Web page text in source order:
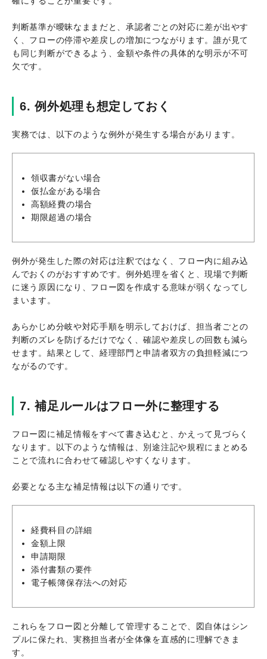
判断基準が曖昧なままだと、承認者ごとの対応に差が出やす
く、フローの停滞や差戻しの増加につながります。誰が見て
も同じ判断ができるよう、金額や条件の具体的な明示が不可
欠です。
6. 例外処理も想定しておく
実務では、以下のような例外が発生する場合があります。
領収書がない場合
仮払金がある場合
高額経費の場合
期限超過の場合
例外が発生した際の対応は注釈ではなく、フロー内に組み込
んでおくのがおすすめです。例外処理を省くと、現場で判断
に迷う原因になり、フロー図を作成する意味が弱くなってし
まいます。
あらかじめ分岐や対応手順を明示しておけば、担当者ごとの
判断のズレを防げるだけでなく、確認や差戻しの回数も減ら
せます。結果として、経理部門と申請者双方の負担軽減につ
ながるのです。
7. 補足ルールはフロー外に整理する
フロー図に補足情報をすべて書き込むと、かえって見づらく
なります。以下のような情報は、別途注記や規程にまとめる
ことで流れに合わせて確認しやすくなります。
必要となる主な補足情報は以下の通りです。
経費科目の詳細
金額上限
申請期限
添付書類の要件
電子帳簿保存法への対応
これらをフロー図と分離して管理することで、図自体はシン
プルに保たれ、実務担当者が全体像を直感的に理解できま
す。